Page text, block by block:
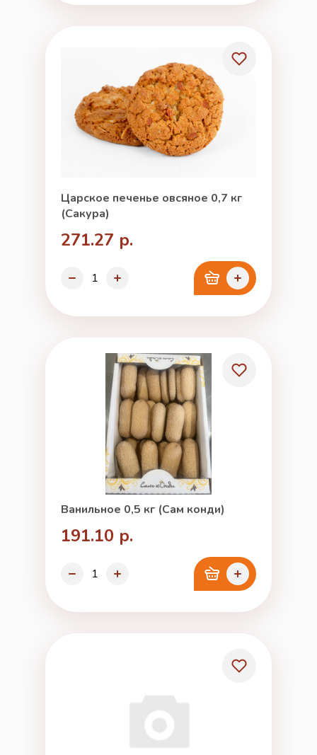
Царское печенье овсяное 0,7 кг
(Сакура)
271.27 р.
Ванильное 0,5 кг (Сам конди)
191.10 р.